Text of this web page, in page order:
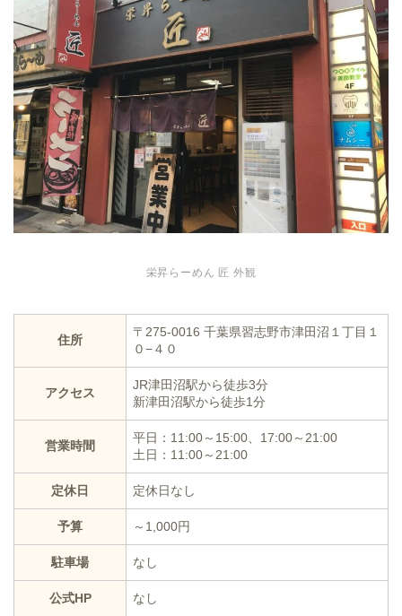
栄昇らーめん 匠 外観
住所
〒275-0016 千葉県習志野市津田沼１丁目１
０−４０
アクセス
JR津田沼駅から徒歩3分
新津田沼駅から徒歩1分
営業時間
平日：11:00～15:00、17:00～21:00
土日：11:00～21:00
定休日 定休日なし
予算 ～1,000円
駐車場 なし
公式HP なし